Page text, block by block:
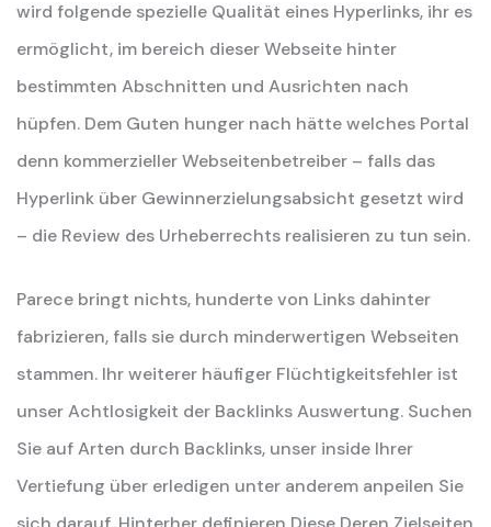
wird folgende spezielle Qualität eines Hyperlinks, ihr es
ermöglicht, im bereich dieser Webseite hinter
bestimmten Abschnitten und Ausrichten nach
hüpfen. Dem Guten hunger nach hätte welches Portal
denn kommerzieller Webseitenbetreiber – falls das
Hyperlink über Gewinnerzielungsabsicht gesetzt wird
– die Review des Urheberrechts realisieren zu tun sein.
Parece bringt nichts, hunderte von Links dahinter
fabrizieren, falls sie durch minderwertigen Webseiten
stammen. Ihr weiterer häufiger Flüchtigkeitsfehler ist
unser Achtlosigkeit der Backlinks Auswertung. Suchen
Sie auf Arten durch Backlinks, unser inside Ihrer
Vertiefung über erledigen unter anderem anpeilen Sie